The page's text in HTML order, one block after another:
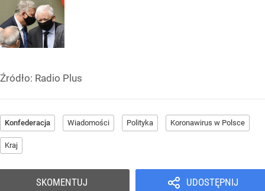
Źródło: Radio Plus
Konfederacja Wiadomości Polityka Koronawirus w Polsce
Kraj
UDOSTĘPNIJ
SKOMENTUJ